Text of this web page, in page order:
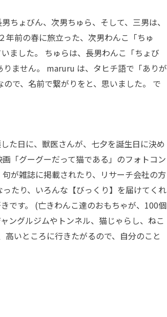
ちょびん、次男ちゅら、そして、三男は、
年前の春に旅立った、次男わんこ「ちゅ
ました。 ちゅらは、長男わんこ「ちょび
ません。 maruru は、タヒチ語で「ありが
で、名前で繋がりをと、思いました。 で
た日に、獣医さんが、七夕を誕生日に決め
「グーグーだって猫である」のフォトコン
が雑誌に掲載されたり、リサーチ会社の方
たり、いろんな【びっくり】を届けてくれ
です。 (亡きわんこ達のおもちゃが、100個
ングルジムやトンネル、猫じゃらし、ねこ
いところに行きたがるので、自分のこと